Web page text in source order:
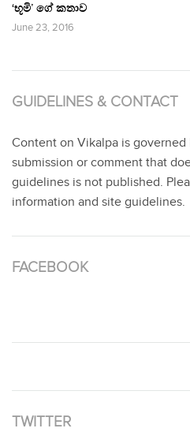
‘භූමි’ ගේ කතාව
June 23, 2016
GUIDELINES & CONTACT
Content on Vikalpa is
submission or comment that
guidelines is not published.
information and site guidelines.
FACEBOOK
TWITTER